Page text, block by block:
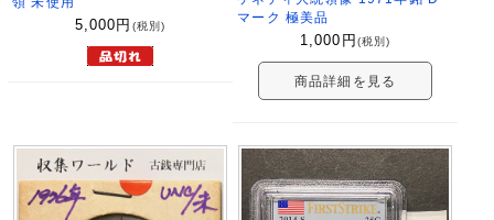
5,000 円 (税別)
マーク 極美品
1,000 円 (税別)
商品詳細を見る